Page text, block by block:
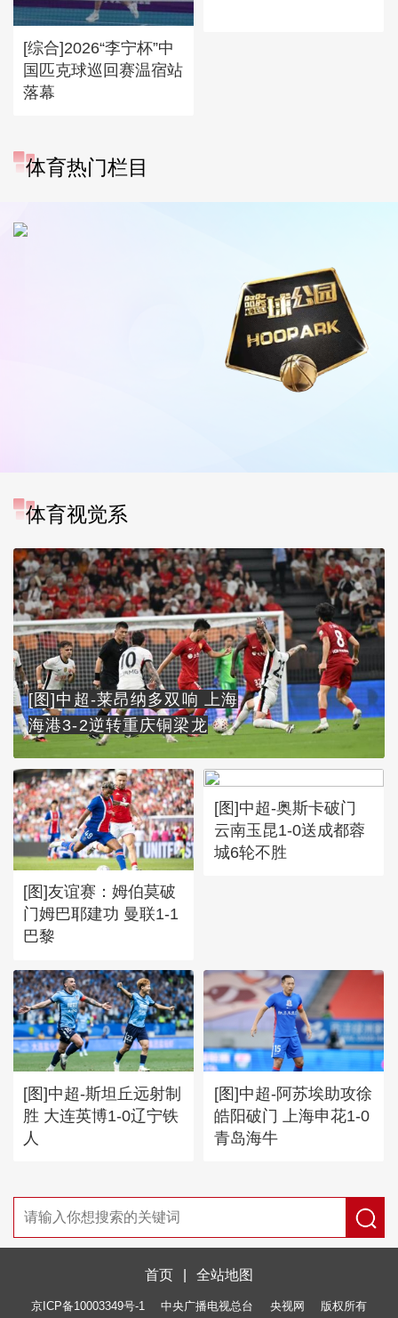
[综合]2026“李宁杯”中
国匹克球巡回赛温宿站
落幕
体育热门栏目
体育视觉系
[图]中超-莱昂纳多双响 上海
海港3-2逆转重庆铜梁龙
[图]友谊赛：姆伯莫破
门姆巴耶建功 曼联1-1
巴黎
[图]中超-奥斯卡破门
云南玉昆1-0送成都蓉
城6轮不胜
[图]中超-斯坦丘远射制
胜 大连英博1-0辽宁铁
人
[图]中超-阿苏埃助攻徐
皓阳破门 上海申花1-0
青岛海牛
首页 全站地图
京ICP备10003349号-1 中央广播电视总台 央视网 版权所有